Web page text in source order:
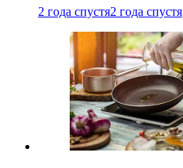
2 года спустя2 года спустя